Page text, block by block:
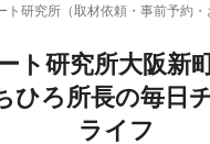
ト研究所（取材依頼・事前予約・
ト研究所大阪新
ひろ所長の毎日
ライフ